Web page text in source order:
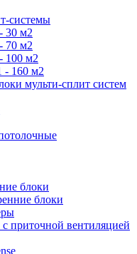
системы
30 м2
70 м2
100 м2
- 160 м2
мульти-сплит систем
блоки
блоки
приточной вентиляцией